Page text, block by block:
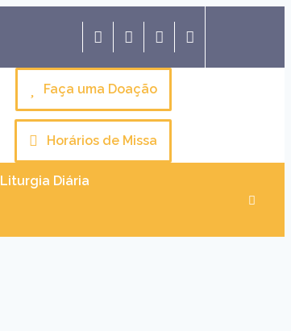
Faça uma Doação
Horários de Missa
Liturgia Diária